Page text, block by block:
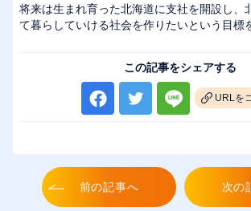
将来は生まれ育った北海道に支社を開設し、
て暮らしていける社会を作りたいという目標
この記事をシェアする
URLを
前の記事へ 次の